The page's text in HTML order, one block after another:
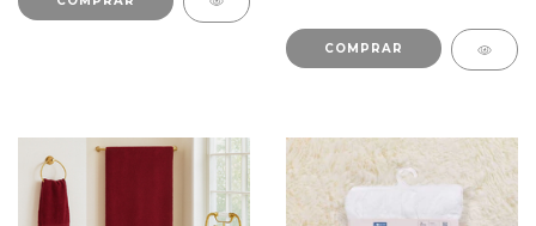
COMPRAR